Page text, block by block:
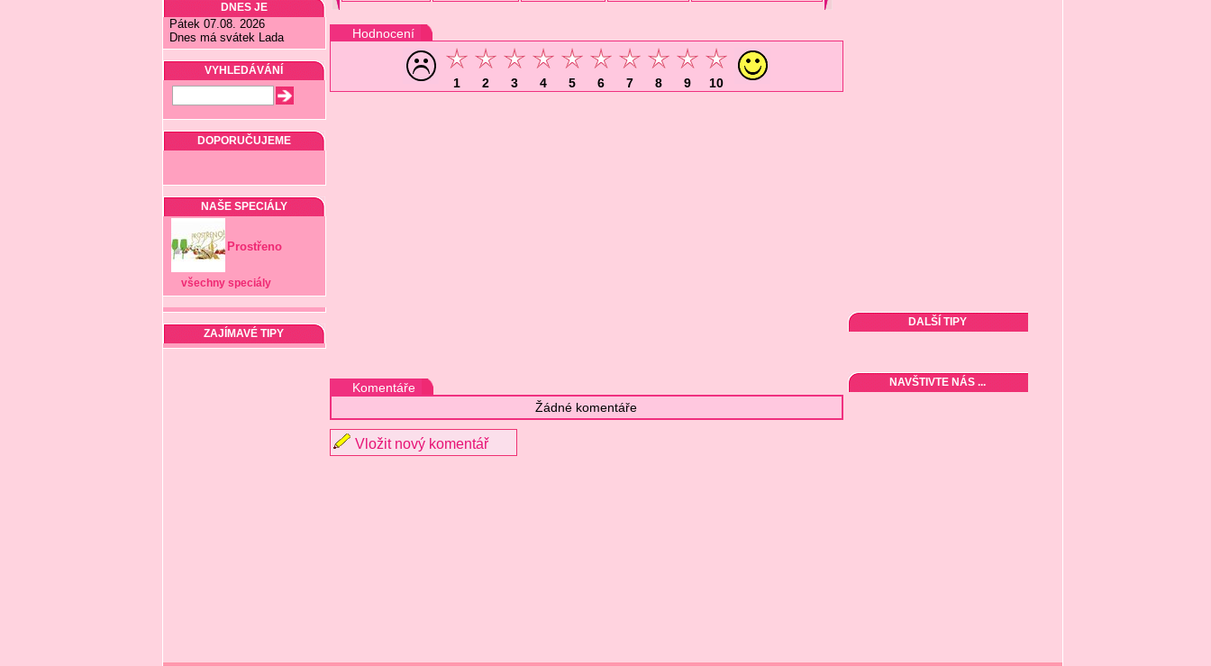
DNES JE
Pátek 07.08. 2026
Dnes má svátek Lada
VYHLEDÁVÁNÍ
DOPORUČUJEME
NAŠE SPECIÁLY
Prostřeno
všechny speciály
ZAJÍMAVÉ TIPY
Hodnocení
1 2 3 4 5 6 7 8 9 10
Komentáře
Žádné komentáře
Vložit nový komentář
DALŠÍ TIPY
NAVŠTIVTE NÁS ...